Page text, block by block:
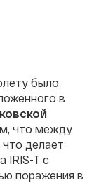
было
в
что между
что делает
IRIS-T с
поражения в